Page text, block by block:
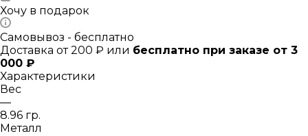
Хочу в подарок
Самовывоз - бесплатно
Доставка от 200 ₽ или бесплатно при заказе от 3
000 ₽
Характеристики
Вес
—
8.96 гр.
Металл